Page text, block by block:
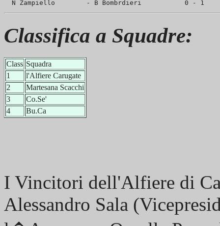
Classifica a Squadre:
Class Squadra
1
l'Alfiere Carugate
2
Martesana Scacchi
3
Co.Se'
4
Bu.Ca
I Vincitori dell'Alfiere di
Alessandro Sala